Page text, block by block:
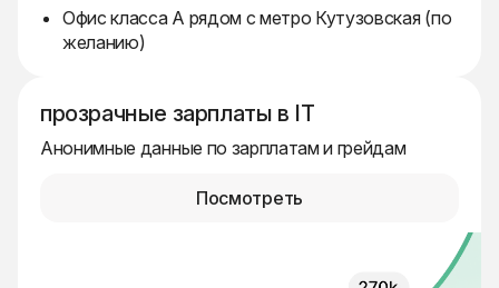
Офис класса А рядом с метро Кутузовская (по
желанию)
прозрачные зарплаты в IT
Анонимные данные по зарплатам и грейдам
Посмотреть